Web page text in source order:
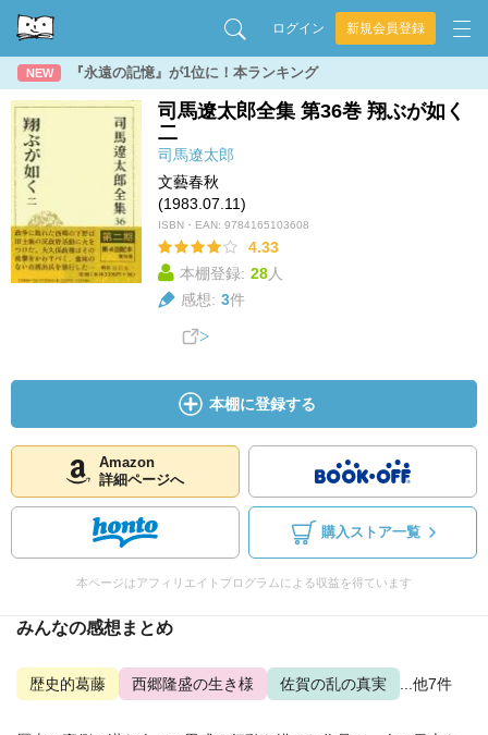
ログイン 新規会員登録
NEW 『永遠の記憶』が1位に！本ランキング
司馬遼太郎全集 第36巻 翔ぶが如く
二
司馬遼太郎
文藝春秋
(1983.07.11)
ISBN・EAN: 9784165103608
4.33
本棚登録: 28人
感想: 3件
本棚に登録する
Amazon
詳細ページへ
購入ストア一覧
本ページはアフィリエイトプログラムによる収益を得ています
みんなの感想まとめ
歴史的葛藤 西郷隆盛の生き様 佐賀の乱の真実 ...他7件